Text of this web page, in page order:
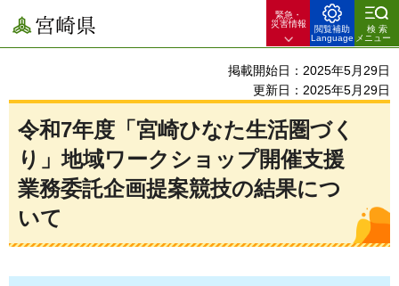
宮崎県
緊急・
災害情報
閲覧補助
Language
検索
メニュー
掲載開始日：2025年5月29日
更新日：2025年5月29日
令和7年度「宮崎ひなた生活圏づく
り」地域ワークショップ開催支援
業務委託企画提案競技の結果につ
いて